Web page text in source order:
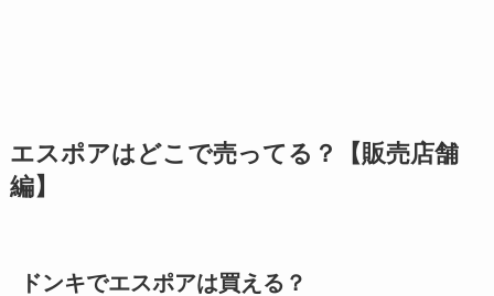
エスポアはどこで売ってる？【販売店舗
編】
ドンキでエスポアは買える？